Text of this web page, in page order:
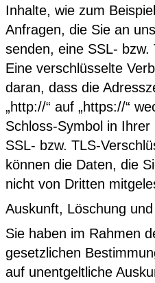
Inhalte, wie zum
Anfragen, die Sie an
senden, eine SSL- bzw.
Eine verschlüsselte
daran, dass die
„http://“ auf „https://“
Schloss-Symbol in
SSL- bzw. TLS-
können die Daten, die
nicht von Dritten
Auskunft, Löschung
Sie haben im Rahmen
gesetzlichen
auf unentgeltliche